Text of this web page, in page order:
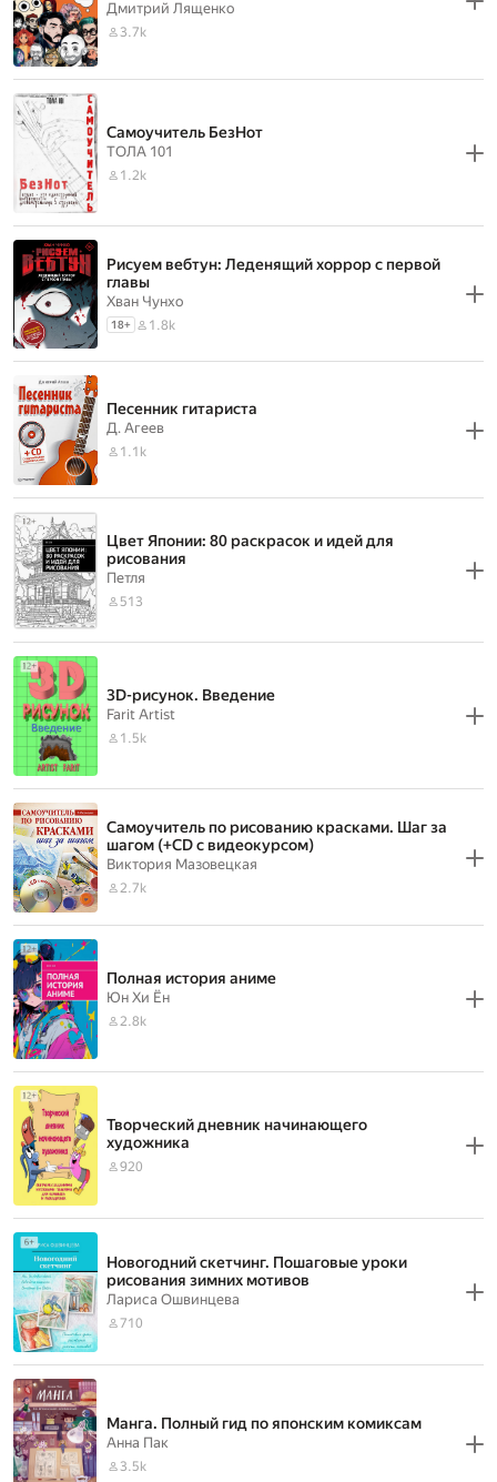
Дмитрий Лященко
3.7k
Самоучитель БезНот
ТОЛА 101
1.2k
Рисуем вебтун: Леденящий хоррор с первой
главы
Хван Чунхо
18+ 1.8k
Песенник гитариста
Д. Агеев
1.1k
Цвет Японии: 80 раскрасок и идей для
рисования
Петля
513
3D-рисунок. Введение
Farit Artist
1.5k
Самоучитель по рисованию красками. Шаг за
шагом (+CD с видеокурсом)
Виктория Мазовецкая
2.7k
Полная история аниме
Юн Хи Ён
2.8k
Творческий дневник начинающего
художника
920
Новогодний скетчинг. Пошаговые уроки
рисования зимних мотивов
Лариса Ошвинцева
710
Манга. Полный гид по японским комиксам
Анна Пак
3.5k